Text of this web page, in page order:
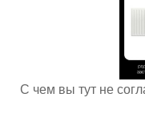
С чем вы тут не